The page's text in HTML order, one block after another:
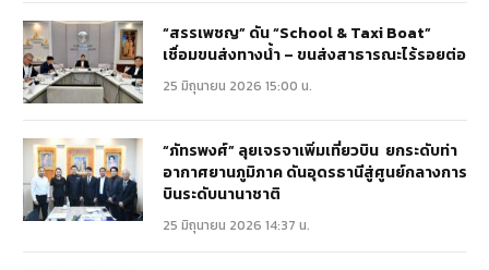
“สรรเพชญ” ดัน “School & Taxi Boat”
เชื่อมขนส่งทางน้ำ – ขนส่งสาธารณะไร้รอยต่อ
25 มิถุนายน 2026 15:00 น.
“ภัทรพงศ์” ลุยเจรจาเพิ่มเที่ยวบิน ยกระดับท่า
อากาศยานภูมิภาค ดันอุดรธานีสู่ศูนย์กลางการ
บินระดับนานาชาติ
25 มิถุนายน 2026 14:37 น.